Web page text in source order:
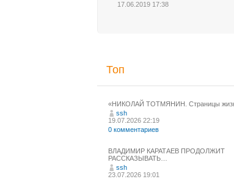
17.06.2019 17:38
Топ
«НИКОЛАЙ ТОТМЯНИН. Страницы
ssh
19.07.2026 22:19
0 комментариев
ВЛАДИМИР КАРАТАЕВ ПРОДОЛЖИТ
РАССКАЗЫВАТЬ…
ssh
23.07.2026 19:01